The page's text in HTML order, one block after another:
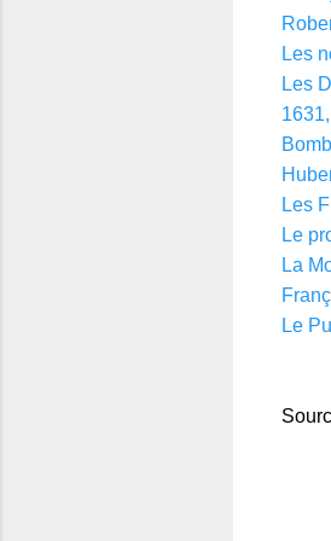
Les
Les
Les
Le
La
Le
©